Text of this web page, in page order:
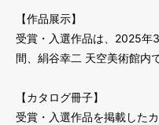
【作品展示】
受賞・入選作品は、2025年
間、絹谷幸二 天空美術館内
【カタログ冊子】
受賞・入選作品を掲載した